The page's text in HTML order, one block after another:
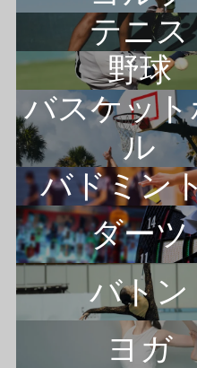
テニス
野球
バスケット
ル
バドミン
ダーツ
バトン
ヨガ